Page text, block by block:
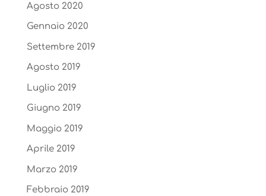
Agosto 2020
Gennaio 2020
Settembre 2019
Agosto 2019
Luglio 2019
Giugno 2019
Maggio 2019
Aprile 2019
Marzo 2019
Febbraio 2019